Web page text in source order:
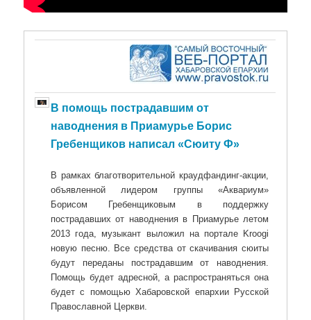
В помощь пострадавшим от
наводнения в Приамурье Борис
Гребенщиков написал «Сюиту Ф»
В рамках благотворительной краудфандинг-акции,
объявленной лидером группы «Аквариум»
Борисом Гребенщиковым в поддержку
пострадавших от наводнения в Приамурье летом
2013 года, музыкант выложил на портале Kroogi
новую песню. Все средства от скачивания сюиты
будут переданы пострадавшим от наводнения.
Помощь будет адресной, а распространяться она
будет с помощью Хабаровской епархии Русской
Православной Церкви.